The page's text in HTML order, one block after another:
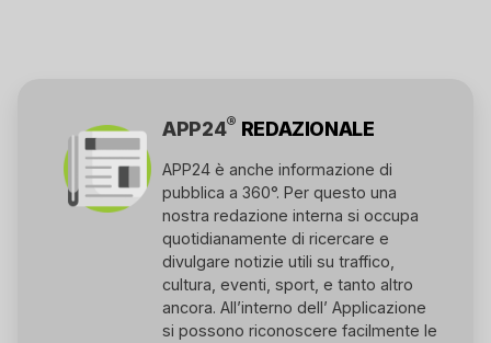
APP24® REDAZIONALE
APP24 è anche informazione di
pubblica a 360°. Per questo una
nostra redazione interna si occupa
quotidianamente di ricercare e
divulgare notizie utili su traffico,
cultura, eventi, sport, e tanto altro
ancora. All’interno dell’ Applicazione
si possono riconoscere facilmente le